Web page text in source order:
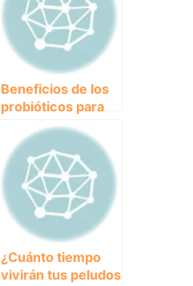
Beneficios de los
probióticos para
perros: Mejora la
salud intestinal y
fortalece el
sistema
inmunológico
¿Cuánto tiempo
vivirán tus peludos